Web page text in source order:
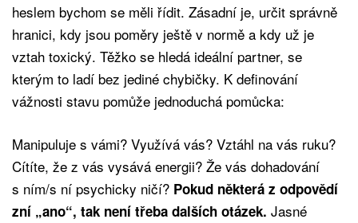
heslem bychom se měli řídit. Zásadní je, určit správně
hranici, kdy jsou poměry ještě v normě a kdy už je
vztah toxický. Těžko se hledá ideální partner, se
kterým to ladí bez jediné chybičky. K definování
vážnosti stavu pomůže jednoduchá pomůcka:
Manipuluje s vámi? Využívá vás? Vztáhl na vás ruku?
Cítíte, že z vás vysává energii? Že vás dohadování
s ním/s ní psychicky ničí? Pokud některá z odpovědí
zní „ano“, tak není třeba dalších otázek. Jasné